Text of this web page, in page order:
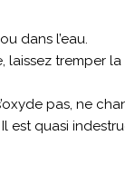
dans l’eau.
tremper
pas, ne
est quasi